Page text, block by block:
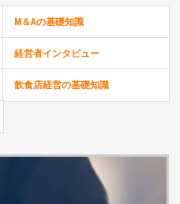
M＆Aの基礎知識
経営者インタビュー
飲食店経営の基礎知識